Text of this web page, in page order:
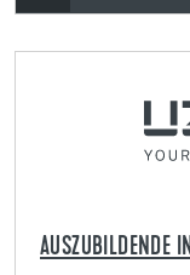
AUSZUBILDENDE